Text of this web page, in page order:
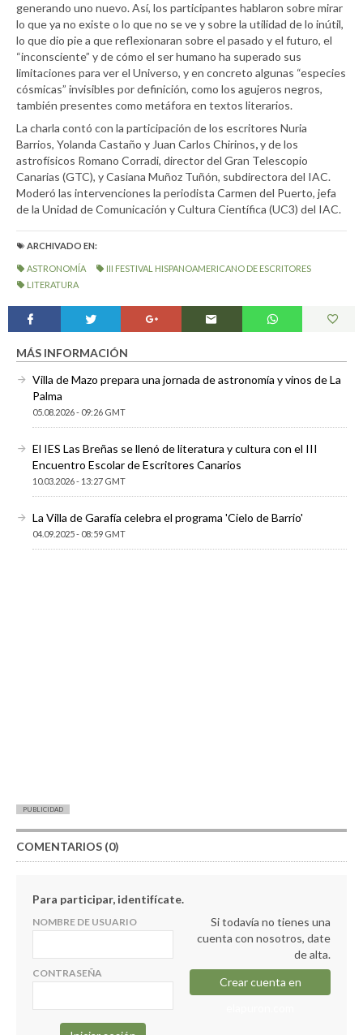
generando uno nuevo. Así, los participantes hablaron sobre mirar
lo que ya no existe o lo que no se ve y sobre la utilidad de lo inútil,
lo que dio pie a que reflexionaran sobre el pasado y el futuro, el
“inconsciente” y de cómo el ser humano ha superado sus
limitaciones para ver el Universo, y en concreto algunas “especies
cósmicas” invisibles por definición, como los agujeros negros,
también presentes como metáfora en textos literarios.
La charla contó con la participación de los escritores Nuria
Barrios, Yolanda Castaño y Juan Carlos Chirinos,y de los
astrofísicos Romano Corradi, director del Gran Telescopio
Canarias (GTC), y Casiana Muñoz Tuñón, subdirectora del IAC.
Moderó las intervenciones la periodista Carmen del Puerto, jefa
de la Unidad de Comunicación y Cultura Científica (UC3) del IAC.
ARCHIVADO EN:
ASTRONOMÍA
III FESTIVAL HISPANOAMERICANO DE ESCRITORES
LITERATURA
MÁS INFORMACIÓN
Villa de Mazo prepara una jornada de astronomía y vinos de La
Palma
05.08.2026 - 09:26 GMT
El IES Las Breñas se llenó de literatura y cultura con el III
Encuentro Escolar de Escritores Canarios
10.03.2026 - 13:27 GMT
La Villa de Garafía celebra el programa 'Cielo de Barrio'
04.09.2025 - 08:59 GMT
PUBLICIDAD
COMENTARIOS (0)
Para participar, identifícate.
NOMBRE DE USUARIO
CONTRASEÑA
Si todavía no tienes una
cuenta con nosotros, date
de alta.
Crear cuenta en